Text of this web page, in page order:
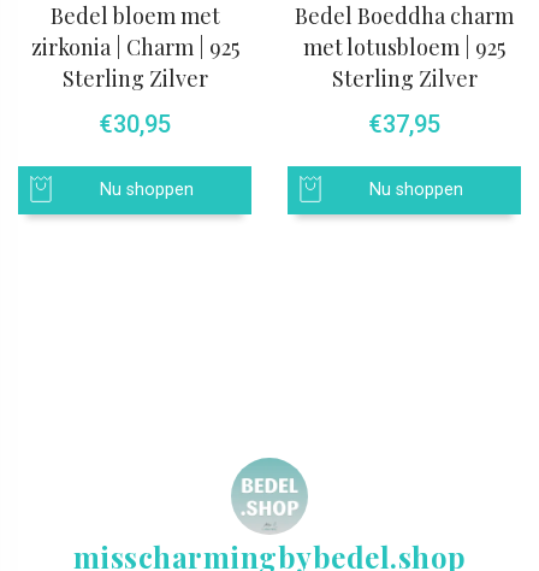
Bedel bloem met
zirkonia | Charm | 925
Sterling Zilver
€30,95
Nu shoppen
Bedel Boeddha charm
met lotusbloem | 925
Sterling Zilver
€37,95
Nu shoppen
misscharmingbybedel.shop